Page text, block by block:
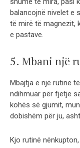
balancojnë nivelet e
të mirë të magnezit,
e pastave.
5. Mbani një
Mbajtja e një rutine
ndihmuar për fjetje
kohës së gjumit,
dobishëm për ju,
Kjo rutinë